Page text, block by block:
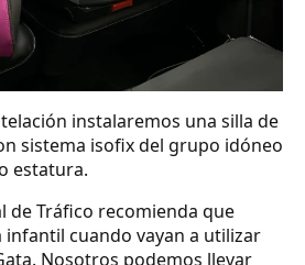
instalaremos una silla de
sistema isofix del grupo idóneo
estatura.
de Tráfico recomienda que
infantil cuando vayan a utilizar
Nosotros podemos llevar